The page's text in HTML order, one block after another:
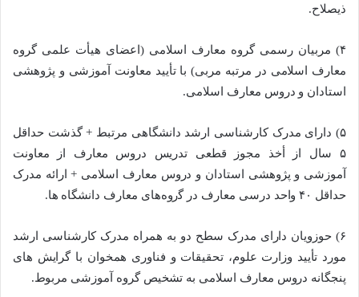
ذیصلاح.
۴) مربیان رسمی گروه معارف اسلامی (اعضای هیأت علمی گروه
معارف اسلامی در مرتبه مربی) با تأیید معاونت آموزشی و پژوهشی
استادان و دروس معارف اسلامی.
۵) دارای مدرک کارشناسی ارشد دانشگاهی مرتبط + گذشت حداقل
۵ سال از أخذ مجوز قطعی تدریس دروس معارف از معاونت
آموزشی و پژوهشی استادان و دروس معارف اسلامی + ارائه مدرک
حداقل ۴۰ واحد درسی معارف در ﮔروه‌های معارف دانشگاه ها.
۶) حوزویان دارای مدرک سطح دو به همراه مدرک کارشناسی ارشد
مورد تأیید وزارت علوم، تحقیقات و فناوری همخوان با گرایش های
پنجگانه دروس معارف اسلامی به تشخیص گروه آموزشی مربوط.